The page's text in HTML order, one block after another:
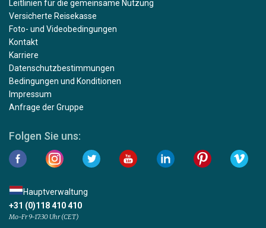
Leitlinien für die gemeinsame Nutzung
Versicherte Reisekasse
Foto- und Videobedingungen
Kontakt
Karriere
Datenschutzbestimmungen
Bedingungen und Konditionen
Impressum
Anfrage der Gruppe
Folgen Sie uns:
Hauptverwaltung
+31 (0)118 410 410
Mo-Fr 9-17:30 Uhr (CET)